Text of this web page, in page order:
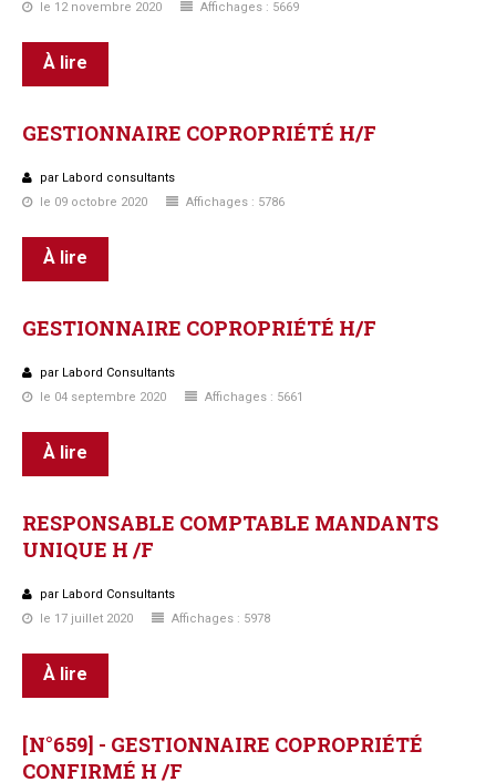
le 12 novembre 2020
Affichages : 5669
À lire
GESTIONNAIRE COPROPRIÉTÉ H/F
par Labord consultants
le 09 octobre 2020
Affichages : 5786
À lire
GESTIONNAIRE COPROPRIÉTÉ H/F
par Labord Consultants
le 04 septembre 2020
Affichages : 5661
À lire
RESPONSABLE COMPTABLE MANDANTS
UNIQUE H /F
par Labord Consultants
le 17 juillet 2020
Affichages : 5978
À lire
[N°659] - GESTIONNAIRE COPROPRIÉTÉ
CONFIRMÉ H /F